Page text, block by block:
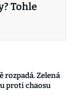
Tohle
rozpadá. Zelená
proti chaosu